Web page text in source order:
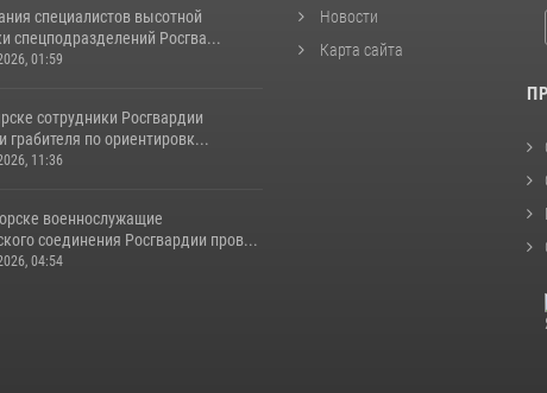
специалистов высотной
спецподразделений Росгва...
01:59
сотрудники Росгвардии
грабителя по ориентировк...
11:36
военнослужащие
соединения Росгвардии пров...
04:54
Новости
Карта сайта